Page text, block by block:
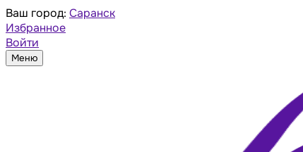
Ваш город: Саранск
Избранное
Войти
Меню